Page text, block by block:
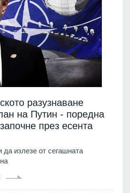
разузнаване
на Путин - поредна
през есента
излезе от сегашната